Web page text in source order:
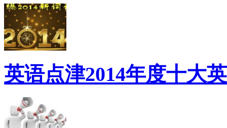
英语点津2014年度十大